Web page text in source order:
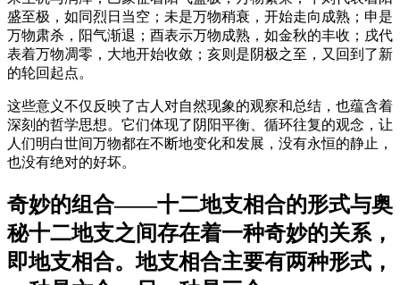
盛至极，如同烈日当空；未是万物稍衰，开始走向成熟；申是
万物肃杀，阳气渐退；酉表示万物成熟，如金秋的丰收；戌代
表着万物凋零，大地开始收敛；亥则是阴极之至，又回到了新
的轮回起点。
这些意义不仅反映了古人对自然现象的观察和总结，也蕴含着
深刻的哲学思想。它们体现了阴阳平衡、循环往复的观念，让
人们明白世间万物都在不断地变化和发展，没有永恒的静止，
也没有绝对的好坏。
奇妙的组合——十二地支相合的形式与奥
秘十二地支之间存在着一种奇妙的关系，
即地支相合。地支相合主要有两种形式，